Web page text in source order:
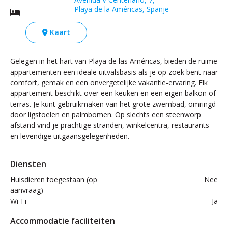
Playa de la Américas, Spanje
Kaart
Gelegen in het hart van Playa de las Américas, bieden de ruime
appartementen een ideale uitvalsbasis als je op zoek bent naar
comfort, gemak en een onvergetelijke vakantie-ervaring. Elk
appartement beschikt over een keuken en een eigen balkon of
terras. Je kunt gebruikmaken van het grote zwembad, omringd
door ligstoelen en palmbomen. Op slechts een steenworp
afstand vind je prachtige stranden, winkelcentra, restaurants
en levendige uitgaansgelegenheden.
Diensten
Huisdieren toegestaan (op
aanvraag)
Nee
Wi-Fi Ja
Accommodatie faciliteiten